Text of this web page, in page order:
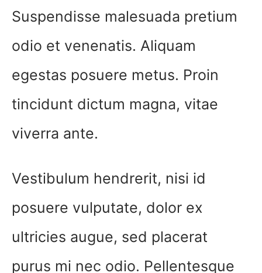
Suspendisse malesuada pretium
odio et venenatis. Aliquam
egestas posuere metus. Proin
tincidunt dictum magna, vitae
viverra ante.
Vestibulum hendrerit, nisi id
posuere vulputate, dolor ex
ultricies augue, sed placerat
purus mi nec odio. Pellentesque